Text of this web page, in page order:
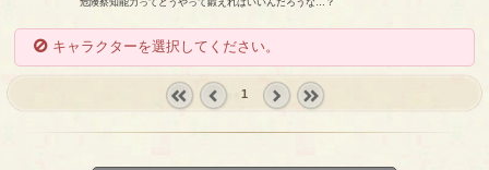
危険察知能力ってどうやって鍛えればいいんだろうな…？
キャラクターを選択してください。
1